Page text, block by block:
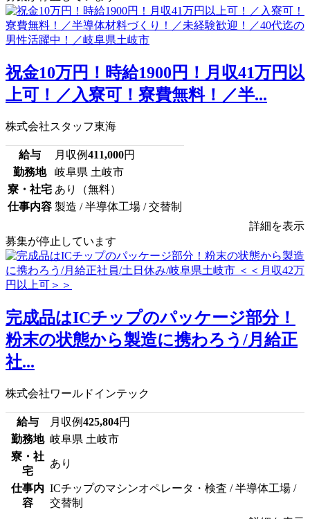
祝金10万円！時給1900円！月収41万円以
上可！／入寮可！寮費無料！／半...
株式会社スタッフ東海
給与 月収例411,000円
勤務地
岐阜県 土岐市
寮・社宅 あり（無料）
仕事内容 製造 / 半導体工場 / 交替制
詳細を表示
募集が停止しています
完成品はICチップのパッケージ部分！
粉末の状態から製造に携わろう/月給正
社...
株式会社ワールドインテック
給与 月収例425,804円
勤務地 岐阜県 土岐市
寮・社
宅
あり
仕事内
容
ICチップのマシンオペレータ・検査 / 半導体工場 /
交替制